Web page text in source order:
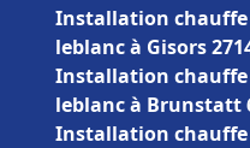
Installation chauffe
leblanc à Gisors
Installation chauffe
leblanc à Brunstatt
Installation chauffe